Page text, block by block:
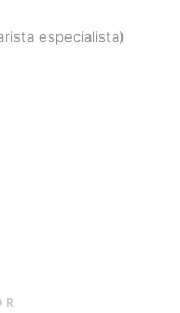
especialista)